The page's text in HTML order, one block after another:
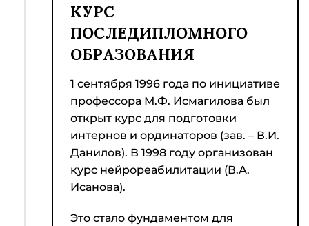
КУРС
ПОСЛЕДИПЛОМНОГО
ОБРАЗОВАНИЯ
1 сентября 1996 года по инициативе
профессора М.Ф. Исмагилова был
открыт курс для подготовки
интернов и ординаторов (зав. – В.И.
Данилов). В 1998 году организован
курс нейрореабилитации (В.А.
Исанова).
Это стало фундаментом для